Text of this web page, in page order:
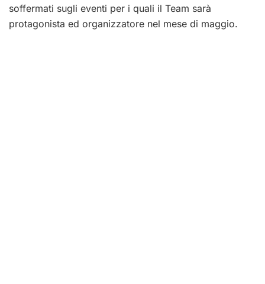
soffermati sugli eventi per i quali il Team sarà
protagonista ed organizzatore nel mese di maggio.